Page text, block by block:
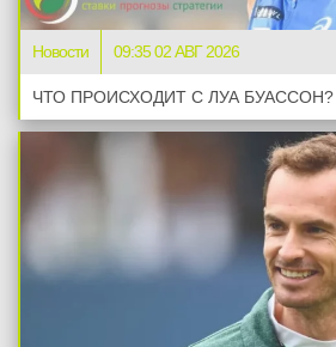
Новости 09:35 02 АВГ 2026
ЧТО ПРОИСХОДИТ С ЛУА БУАССОН?